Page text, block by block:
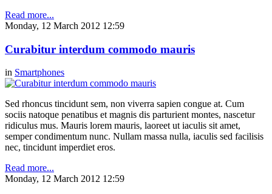
Read more...
Monday, 12 March 2012 12:59
Curabitur interdum commodo mauris
in Smartphones
Sed rhoncus tincidunt sem, non viverra sapien congue at. Cum
sociis natoque penatibus et magnis dis parturient montes, nascetur
ridiculus mus. Mauris lorem mauris, laoreet ut iaculis sit amet,
semper condimentum nunc. Nullam massa nulla, iaculis sed facilisis
nec, tincidunt imperdiet eros.
Read more...
Monday, 12 March 2012 12:59